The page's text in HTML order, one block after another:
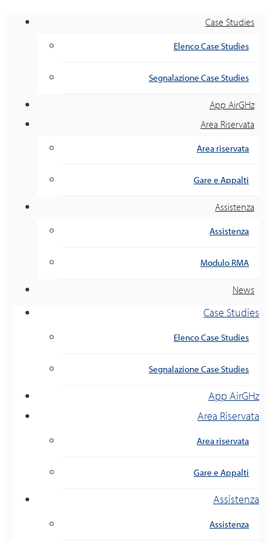
Case Studies
Elenco Case Studies
Segnalazione Case Studies
App AirGHz
Area Riservata
Area riservata
Gare e Appalti
Assistenza
Assistenza
Modulo RMA
News
Case Studies
Elenco Case Studies
Segnalazione Case Studies
App AirGHz
Area Riservata
Area riservata
Gare e Appalti
Assistenza
Assistenza